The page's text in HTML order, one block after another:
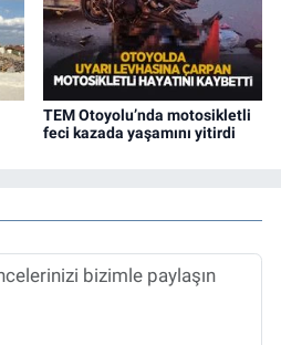
TEM Otoyolu’nda motosikletli
feci kazada yaşamını yitirdi